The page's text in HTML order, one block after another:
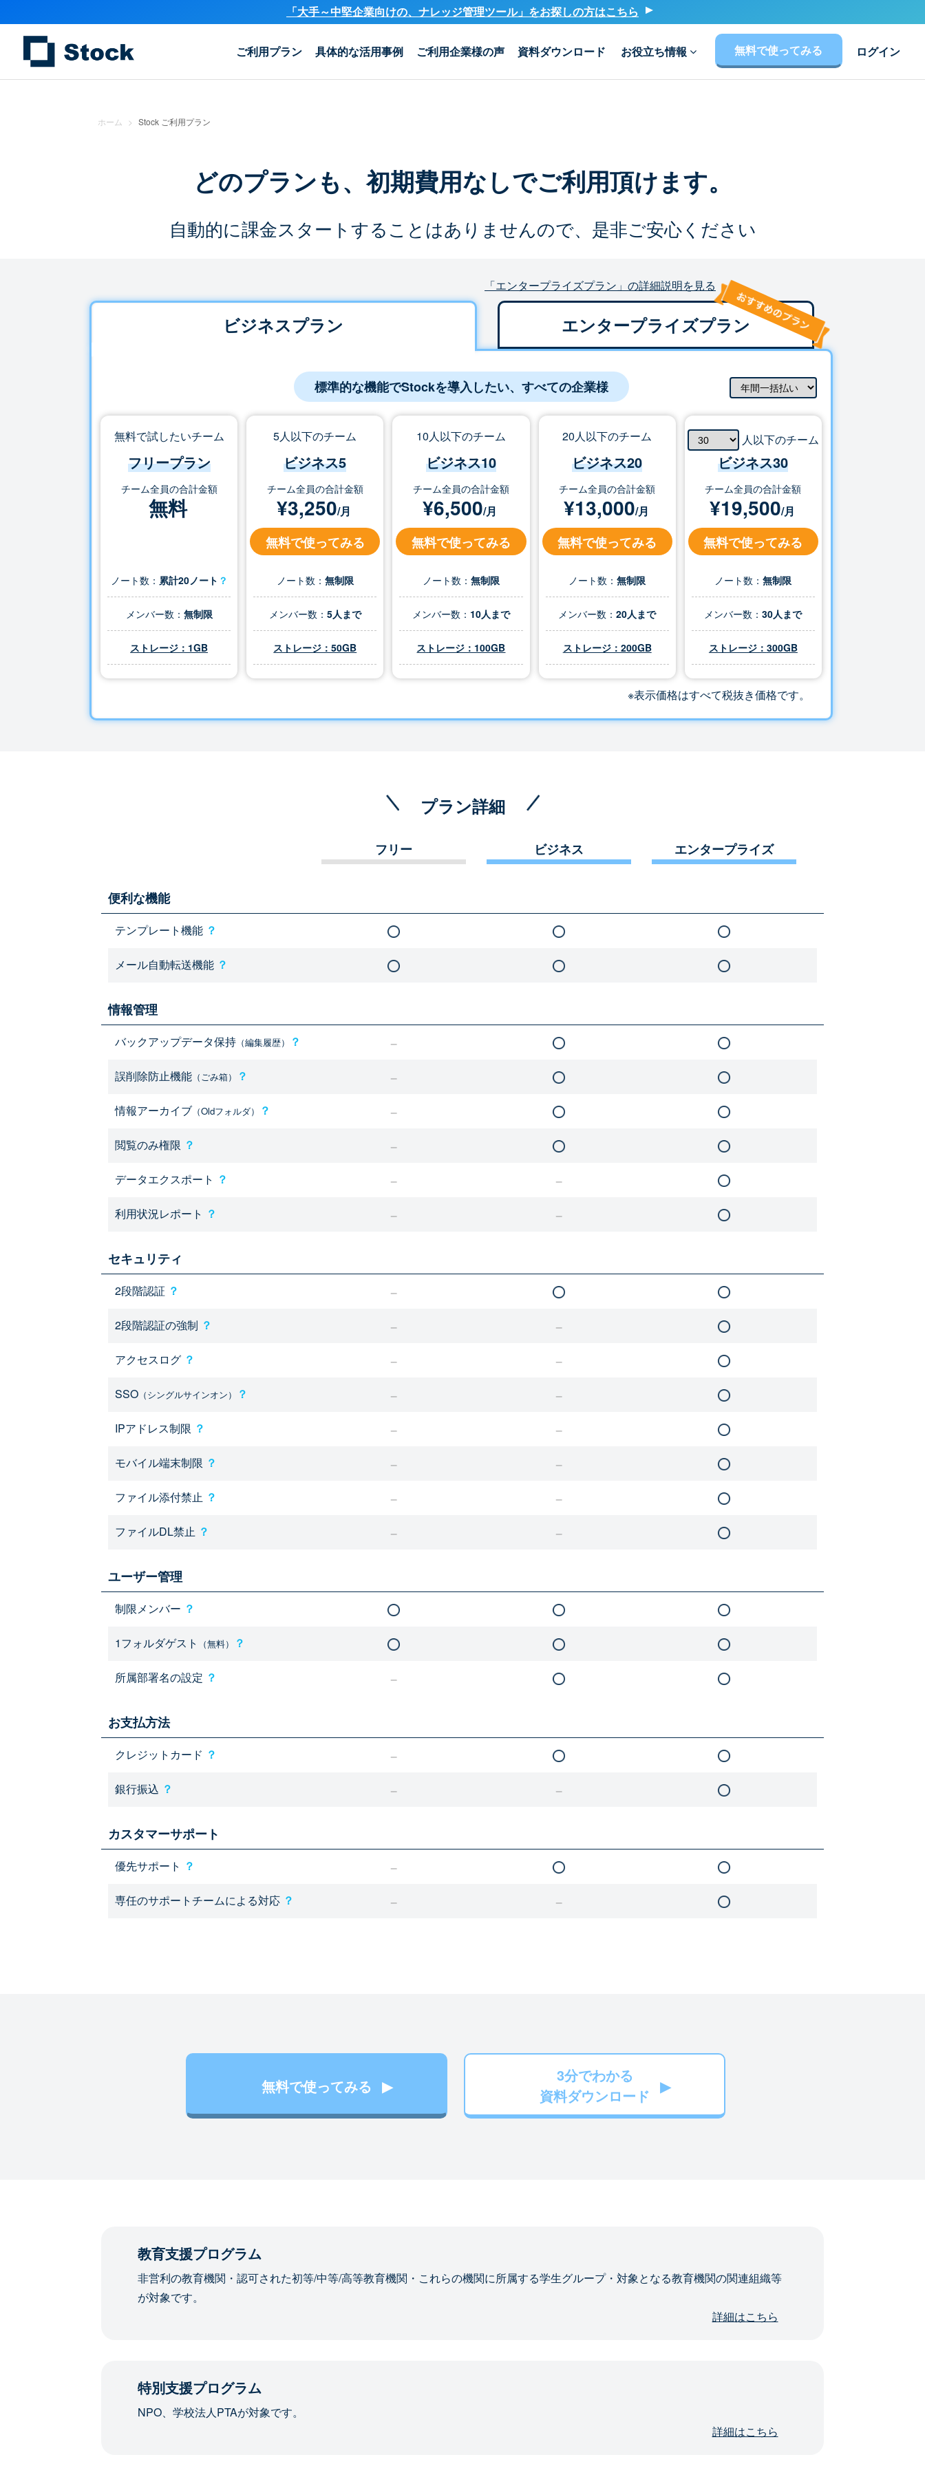
「大手～中堅企業向けの、ナレッジ管理ツール」をお探しの方はこちら
ご利用プラン 具体的な活用事例 ご利用企業様の声 資料ダウンロード お役立ち情報 無料で使ってみる ログイン
ホーム > Stock ご利用プラン
どのプランも、初期費用なしでご利用頂けます。
自動的に課金スタートすることはありませんので、是非ご安心ください
「エンタープライズプラン」の詳細説明を見る
ビジネスプラン エンタープライズプラン
標準的な機能でStockを導入したい、すべての企業様
無料で試したいチーム
フリープラン
チーム全員の合計金額
無料
ノート数： 累計20ノート ？
メンバー数： 無制限
ストレージ：1GB
5人以下のチーム
ビジネス5
チーム全員の合計金額
¥3,250/月
無料で使ってみる
ノート数： 無制限
メンバー数： 5人まで
ストレージ：50GB
10人以下のチーム
ビジネス10
チーム全員の合計金額
¥6,500/月
無料で使ってみる
ノート数： 無制限
メンバー数： 10人まで
ストレージ：100GB
20人以下のチーム
ビジネス20
チーム全員の合計金額
¥13,000/月
無料で使ってみる
ノート数：無制限
メンバー数：20人まで
ストレージ：200GB
人以下のチーム
ビジネス30
チーム全員の合計金額
¥19,500/月
無料で使ってみる
ノート数：無制限
メンバー数：30人まで
ストレージ： 300GB
※表示価格はすべて税抜き価格です。
プラン詳細
フリー ビジネス エンタープライズ
便利な機能
テンプレート機能 ？
メール自動転送機能 ？
情報管理
バックアップデータ保持 （編集履歴） ？
誤削除防止機能 （ごみ箱） ？
情報アーカイブ （Oldフォルダ） ？
閲覧のみ権限 ？
データエクスポート ？
利用状況レポート ？
セキュリティ
2段階認証 ？
2段階認証の強制 ？
アクセスログ ？
SSO （シングルサインオン） ？
IPアドレス制限 ？
モバイル端末制限 ？
ファイル添付禁止 ？
ファイルDL禁止 ？
ユーザー管理
制限メンバー ？
1フォルダゲスト （無料） ？
所属部署名の設定 ？
お支払方法
クレジットカード ？
銀行振込 ？
カスタマーサポート
優先サポート ？
専任のサポートチームによる対応 ？
無料で使ってみる
3分でわかる
資料ダウンロード
教育支援プログラム
非営利の教育機関・認可された初等/中等/高等教育機関・これらの機関に所属する学生グループ・対象となる教育機関の関連組織等
が対象です。
詳細はこちら
特別支援プログラム
NPO、学校法人PTAが対象です。
詳細はこちら